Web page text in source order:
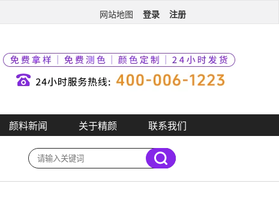
网站地图 登录 注册
颜料新闻 关于精颜 联系我们